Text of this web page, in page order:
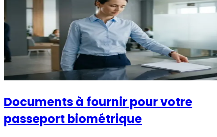
Documents à fournir pour votre
passeport biométrique